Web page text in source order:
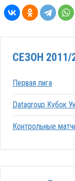
СЕЗОН 2011/
Первая лига
Datagroup Кубок
Контрольные